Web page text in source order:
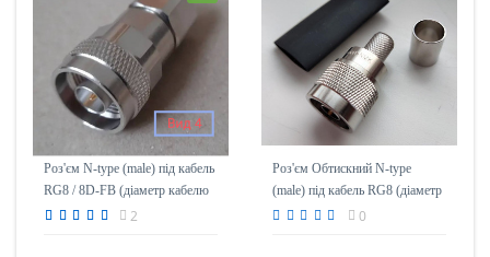
Роз'єм N-type (male) під кабель
RG8 / 8D-FB (діаметр кабелю
10мм-11мм)
2
Роз'єм Обтискний N-type
(male) під кабель RG8 (діаметр
кабелю 10мм-11мм)
0